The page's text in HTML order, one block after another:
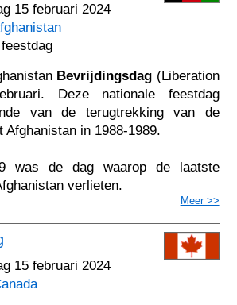
15 februari 2024
Bevrijdingsdag (Liberation
Deze nationale feestdag
van de terugtrekking van de
Afghanistan in 1988-1989.
was de dag waarop de laatste
verlieten.
Meer >>
15 februari 2024